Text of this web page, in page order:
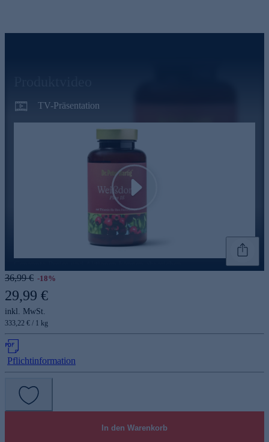
TV-Präsentation
Play
36,99 € -18%
29,99 €
inkl. MwSt.
333,22 € / 1 kg
Pflichtinformation
In den Warenkorb